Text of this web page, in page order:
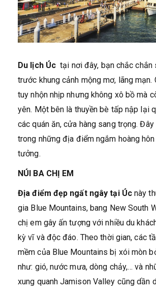
Du lịch Úc tại nơi đây, bạn chắc chắn
trước khung cảnh mộng mơ, lãng mạn.
tuy nhộn nhịp nhưng không xô bồ mà
yên. Một bên là thuyền bè tấp nập lại
các quán ăn, cửa hàng sang trọng.
trong những địa điểm ngắm hoàng
tưởng.
NÚI BA CHỊ EM
Địa điểm đẹp ngất ngây tại Úcnày
gia Blue Mountains, bang New South
chị em gây ấn tượng với nhiều du
kỳ vĩ và độc đáo. Theo thời gian, các
mềm của Blue Mountains bị xói mòn
như: gió, nước mưa, dòng chảy,… và
xung quanh Jamison Valley cũng dần